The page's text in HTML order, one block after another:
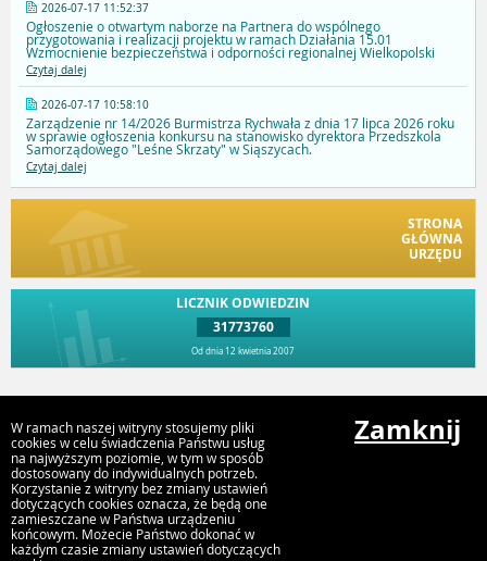
2026-07-17 11:52:37
Ogłoszenie o otwartym naborze na Partnera do wspólnego
przygotowania i realizacji projektu w ramach Działania 15.01
Wzmocnienie bezpieczeństwa i odporności regionalnej Wielkopolski
Czytaj dalej
2026-07-17 10:58:10
Zarządzenie nr 14/2026 Burmistrza Rychwała z dnia 17 lipca 2026 roku
w sprawie ogłoszenia konkursu na stanowisko dyrektora Przedszkola
Samorządowego "Leśne Skrzaty" w Siąszycach.
Czytaj dalej
STRONA
GŁÓWNA
URZĘDU
LICZNIK ODWIEDZIN
31773760
Od dnia 12 kwietnia 2007
Urząd Gminy i Miasta Rychwał
Plac Wolności 16, 62-570 Rychwał
W ramach naszej witryny stosujemy pliki
cookies w celu świadczenia Państwu usług
na najwyższym poziomie, w tym w sposób
dostosowany do indywidualnych potrzeb.
Korzystanie z witryny bez zmiany ustawień
dotyczących cookies oznacza, że będą one
zamieszczane w Państwa urządzeniu
końcowym. Możecie Państwo dokonać w
każdym czasie zmiany ustawień dotyczących
Zamknij